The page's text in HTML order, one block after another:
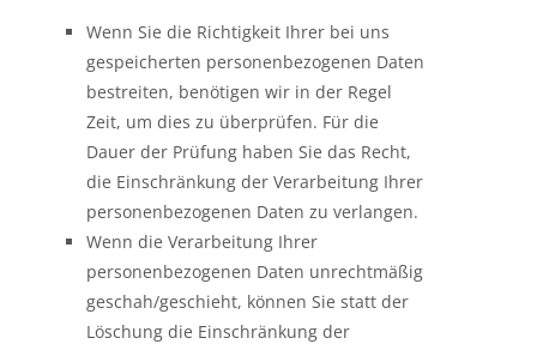
Wenn Sie die Richtigkeit Ihrer bei uns
gespeicherten personenbezogenen Daten
bestreiten, benötigen wir in der Regel
Zeit, um dies zu überprüfen. Für die
Dauer der Prüfung haben Sie das Recht,
die Einschränkung der Verarbeitung Ihrer
personenbezogenen Daten zu verlangen.
Wenn die Verarbeitung Ihrer
personenbezogenen Daten unrechtmäßig
geschah/geschieht, können Sie statt der
Löschung die Einschränkung der